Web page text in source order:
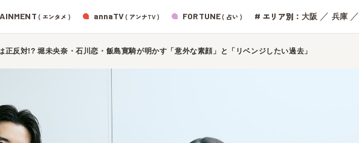
( エンタメ ) annaTV( アンナTV ) FORTUNE( 占い ) # エリア別： 大阪 ／ 兵庫／
正反対!? 堀未央奈・石川恋・飯島寛騎が明かす「意外な素顔」と「リベンジしたい過去」